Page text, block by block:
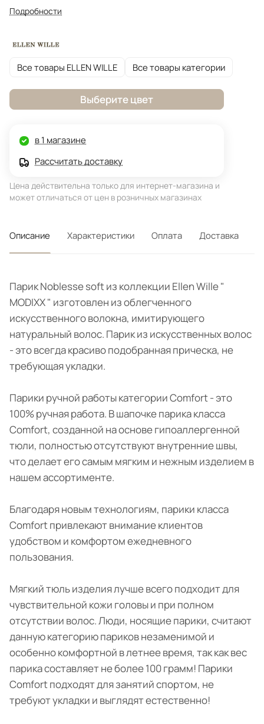
Подробности
Все товары ELLEN WILLE Все товары категории
Выберите цвет
в 1 магазине
Рассчитать доставку
Цена действительна только для интернет-магазина и
может отличаться от цен в розничных магазинах
Описание Характеристики Оплата Доставка
Парик Noblesse soft из коллекции Ellen Wille "
MODIXX " изготовлен из облегченного
искусственного волокна, имитирующего
натуральный волос. Парик из искусственных волос
- это всегда красиво подобранная прическа, не
требующая укладки.
Парики ручной работы категории Comfort - это
100% ручная работа. В шапочке парика класса
Comfort, созданной на основе гипоаллергенной
тюли, полностью отсутствуют внутренние швы,
что делает его самым мягким и нежным изделием в
нашем ассортименте.
Благодаря новым технологиям, парики класса
Comfort привлекают внимание клиентов
удобством и комфортом ежедневного
пользования.
Мягкий тюль изделия лучше всего подходит для
чувствительной кожи головы и при полном
отсутствии волос. Люди, носящие парики, считают
данную категорию париков незаменимой и
особенно комфортной в летнее время, так как вес
парика составляет не более 100 грамм! Парики
Comfort подходят для занятий спортом, не
требуют укладки и выглядят естественно!